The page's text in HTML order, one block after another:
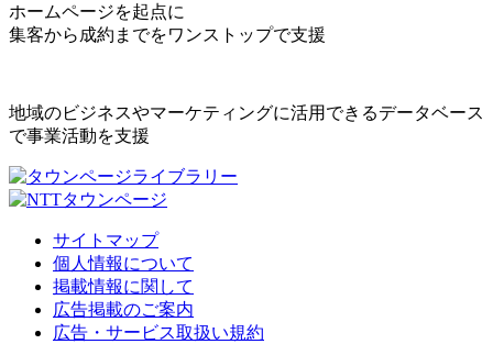
ホームページを起点に
集客から成約までをワンストップで支援
地域のビジネスやマーケティングに活用できるデータベース
で事業活動を支援
サイトマップ
個人情報について
掲載情報に関して
広告掲載のご案内
広告・サービス取扱い規約